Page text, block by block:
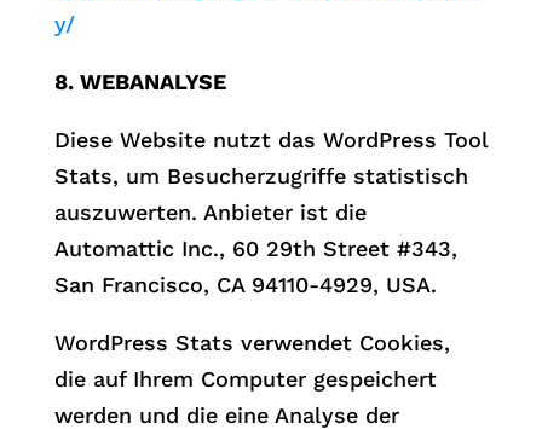
y/
8. WEBANALYSE
Diese Website nutzt das WordPress Tool
Stats, um Besucherzugriffe statistisch
auszuwerten. Anbieter ist die
Automattic Inc., 60 29th Street #343,
San Francisco, CA 94110-4929, USA.
WordPress Stats verwendet Cookies,
die auf Ihrem Computer gespeichert
werden und die eine Analyse der